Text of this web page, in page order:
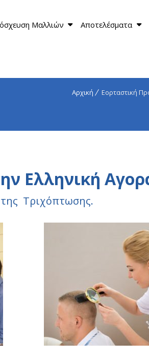
Μαλλιών Αποτελέσματα
Αρχική Εορταστική
Ελληνική
Τριχόπτωσης.